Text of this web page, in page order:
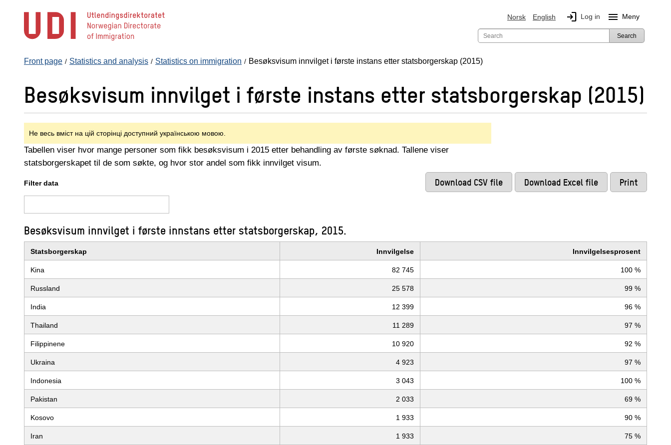
content
Norsk English login Log in menu Meny
Search
Front page Statistics and analysis Statistics on immigration Besøksvisum innvilget i første instans etter statsborgerskap (2015)
Besøksvisum innvilget i første instans etter statsborgerskap (2015)
Не весь вміст на цій сторінці доступний українською мовою.
Tabellen viser hvor mange personer som fikk besøksvisum i 2015 etter behandling av første søknad. Tallene viser
statsborgerskapet til de som søkte, og hvor stor andel som fikk innvilget visum.
Download CSV file Download Excel file Print
Filter data
Besøksvisum innvilget i første innstans etter statsborgerskap, 2015.
Statsborgerskap Innvilgelse Innvilgelsesprosent
Kina 82 745 100 %
Russland 25 578 99 %
India 12 399 96 %
Thailand 11 289 97 %
Filippinene 10 920 92 %
Ukraina 4 923 97 %
Indonesia 3 043 100 %
Pakistan 2 033 69 %
Kosovo 1 933 90 %
Iran 1 933 75 %